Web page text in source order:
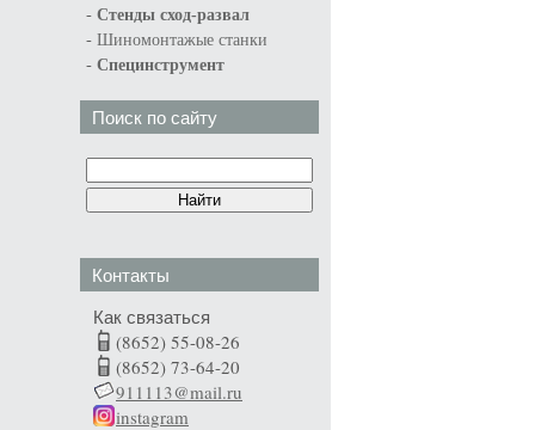
- Стенды сход-развал
- Шиномонтажые станки
- Специнструмент
Поиск по сайту
Контакты
Как связаться
(8652) 55-08-26
(8652) 73-64-20
911113@mail.ru
instagram